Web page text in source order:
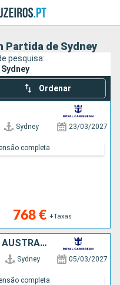
Partida de Sydney
pesquisa:
Ordenar
Sydney 23/03/2027
768 € +Taxas
completa
NOVA CALEDÓNIA, VANUATU, AUSTRALIA
Sydney 05/03/2027
completa